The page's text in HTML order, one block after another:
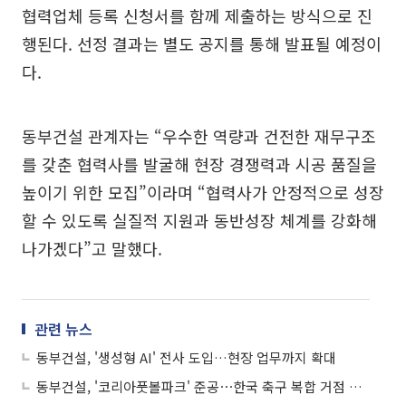
협력업체 등록 신청서를 함께 제출하는 방식으로 진
행된다. 선정 결과는 별도 공지를 통해 발표될 예정이
다.
동부건설 관계자는 “우수한 역량과 건전한 재무구조
를 갖춘 협력사를 발굴해 현장 경쟁력과 시공 품질을
높이기 위한 모집”이라며 “협력사가 안정적으로 성장
할 수 있도록 실질적 지원과 동반성장 체계를 강화해
나가겠다”고 말했다.
관련 뉴스
동부건설, '생성형 AI' 전사 도입…현장 업무까지 확대
동부건설, '코리아풋볼파크' 준공⋯한국 축구 복합 거점 완성